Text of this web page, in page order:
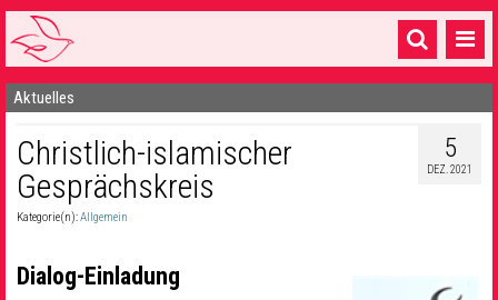
Startseite
1 Pfarrei
16 Gemeinden & mehr
Sakramente & Feste
Aktuelles
5
DEZ. 2021
Christlich-islamischer
Gesprächskreis
Kategorie(n):Allgemein
Dialog-Einladung